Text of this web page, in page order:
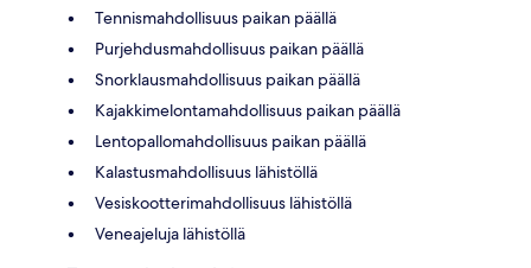
Tennismahdollisuus paikan päällä
Purjehdusmahdollisuus paikan päällä
Snorklausmahdollisuus paikan päällä
Kajakkimelontamahdollisuus paikan päällä
Lentopallomahdollisuus paikan päällä
Kalastusmahdollisuus lähistöllä
Vesiskootterimahdollisuus lähistöllä
Veneajeluja lähistöllä